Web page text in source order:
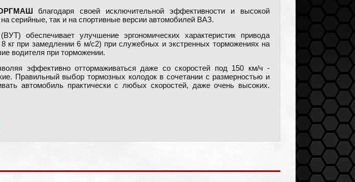
благодаря своей исключительной эффективности и высокой
серийные, так и на спортивные версии автомобилей ВАЗ.
обеспечивает улучшение эргономических характеристик привода
кг при замедлении 6 м/с2) при служебных и экстренных торможениях на
водителя при торможении.
эффективно оттормаживаться даже со скоростей под 150 км/ч -
Правильный выбор тормозных колодок в сочетании с размерностью и
автомобиль практически с любых скоростей, даже очень высоких.